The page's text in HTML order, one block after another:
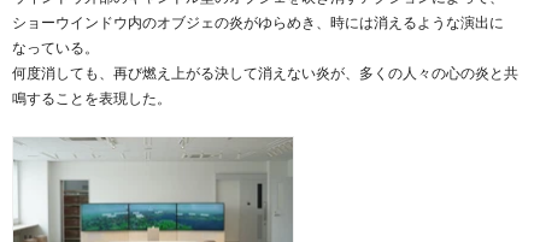
ショーウインドウ内のオブジェの炎がゆらめき、時には消えるような演出に
なっている。
何度消しても、再び燃え上がる決して消えない炎が、多くの人々の心の炎と共
鳴することを表現した。